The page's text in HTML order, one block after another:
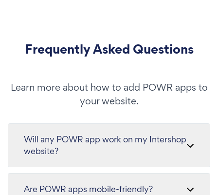
Frequently Asked Questions
Learn more about how to add POWR apps to
your website.
Will any POWR app work on my Intershop
website?
Are POWR apps mobile-friendly?